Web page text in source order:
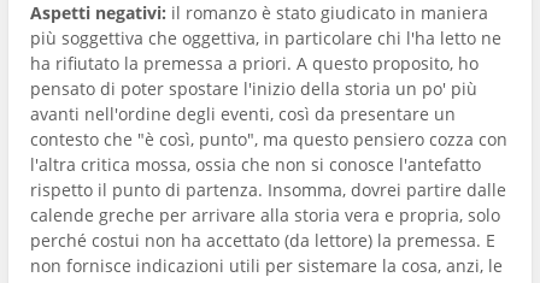
Aspetti negativi: il romanzo è stato giudicato in maniera
più soggettiva che oggettiva, in particolare chi l'ha letto ne
ha rifiutato la premessa a priori. A questo proposito, ho
pensato di poter spostare l'inizio della storia un po' più
avanti nell'ordine degli eventi, così da presentare un
contesto che "è così, punto", ma questo pensiero cozza con
l'altra critica mossa, ossia che non si conosce l'antefatto
rispetto il punto di partenza. Insomma, dovrei partire dalle
calende greche per arrivare alla storia vera e propria, solo
perché costui non ha accettato (da lettore) la premessa. E
non fornisce indicazioni utili per sistemare la cosa, anzi, le